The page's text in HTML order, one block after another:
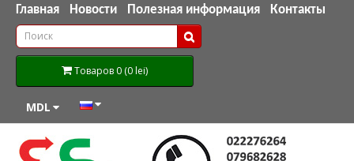
Главная Новости Полезная информация Контакты
Товаров 0 (0 lei)
MDL